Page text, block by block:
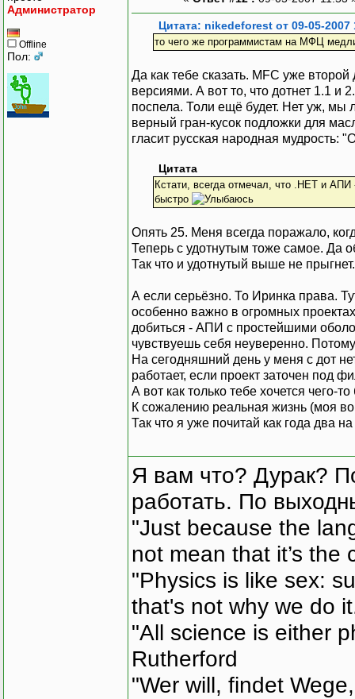
Администратор
Offline
Пол:
Цитата: nikedeforest от 09-05-2007
то чего же программистам на МФЦ
Да как тебе сказать. MFC уже
версиями. А вот то, что дотнет 1.1 и
поспела. Толи ещё будет. Нет уж,
верный гран-кусок подложки для
гласит русская народная мудрость:
Цитата
Кстати, всегда отмечал, что .НЕТ и АПИ
быстро
Опять 25. Меня всегда поражало,
Теперь с удотнутым тоже самое. Да
Так что и удотнутый выше не
А если серьёзно. То Иринка права.
особенно важно в огромных
добиться - АПИ с простейшими
чувствуешь себя неуверенно.
На сегодняшний день у меня с дот
работает, если проект заточен под
А вот как только тебе хочется чего-
К сожалению реальная жизнь (моя
Так что я уже почитай как года два
Я вам что? Дурак?
работать. По
"Just because the
not mean that it’s the
"Physics is like sex:
that's not why we do
"All science is either
Rutherford
"Wer will, findet